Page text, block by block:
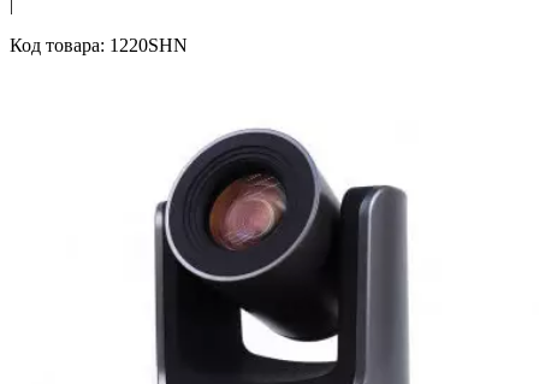
Код товара: 1220SHN